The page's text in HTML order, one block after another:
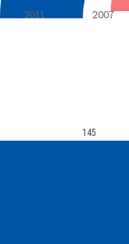
2011 2007
145